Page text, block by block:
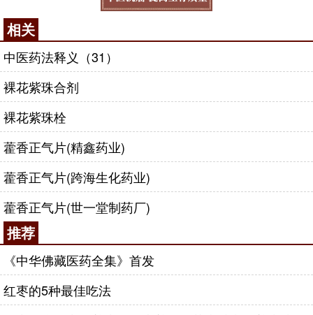
相关
中医药法释义（31）
裸花紫珠合剂
裸花紫珠栓
藿香正气片(精鑫药业)
藿香正气片(跨海生化药业)
藿香正气片(世一堂制药厂)
推荐
《中华佛藏医药全集》首发
红枣的5种最佳吃法